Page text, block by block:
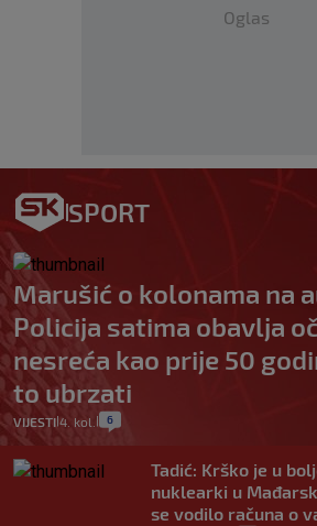
Oglas
SPORT
Marušić o kolonama na
Policija satima obavlja
nesreća kao prije 50
to ubrzati
VIJESTI 4. kol. 6
Tadić: Krško je u
nuklearki u
se vodilo računa o